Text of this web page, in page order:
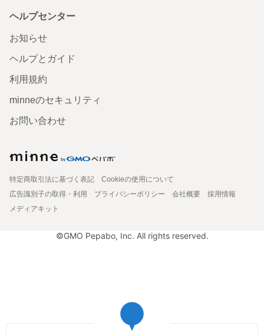
ヘルプセンター
お知らせ
ヘルプとガイド
利用規約
minneのセキュリティ
お問い合わせ
特定商取引法に基づく表記
Cookieの使用について
広告識別子の取得・利用
プライバシーポリシー 会社概要
採用情報
メディアキット
©GMO Pepabo, Inc. All rights reserved.